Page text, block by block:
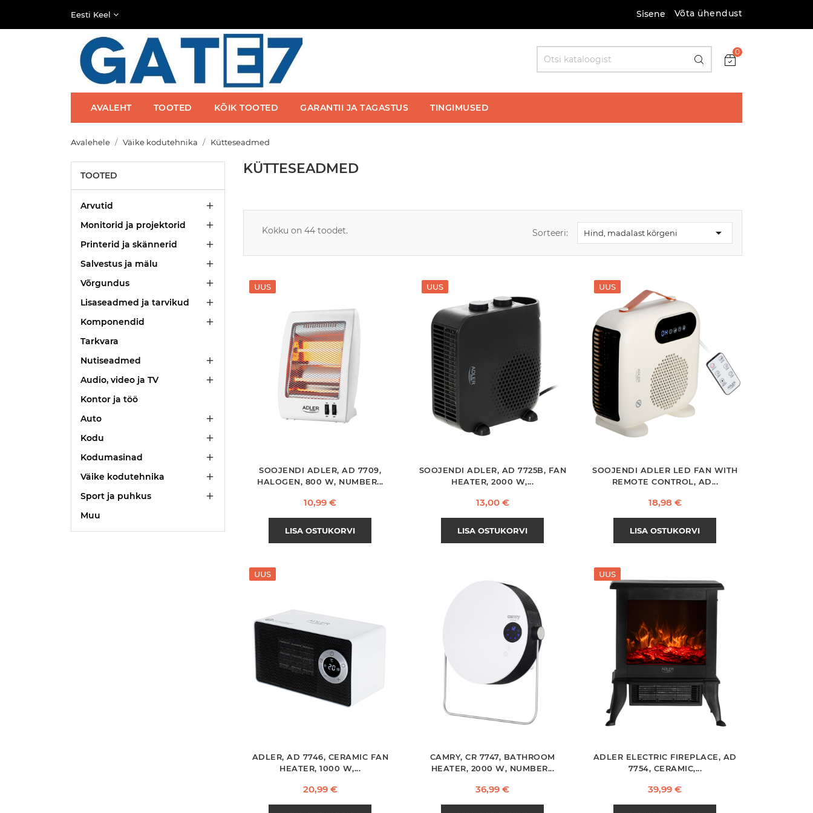
Eesti Keel Sisene Võta ühendust
0
AVALEHT TOOTED KÕIK TOOTED GARANTII JA TAGASTUS TINGIMUSED
Avalehele Väike kodutehnika Kütteseadmed
TOOTED
Arvutid

Monitorid ja projektorid

Printerid ja skännerid

Salvestus ja mälu

Võrgundus

Lisaseadmed ja tarvikud

Komponendid

Tarkvara
Nutiseadmed

Audio, video ja TV

Kontor ja töö
Auto

Kodu

Kodumasinad

Väike kodutehnika

Sport ja puhkus

Muu
KÜTTESEADMED
Kokku on 44 toodet. Sorteeri: Hind, madalast kõrgeni 
UUS
SOOJENDI ADLER, AD 7709,
HALOGEN, 800 W, NUMBER...
Hind
10,99 €
LISA OSTUKORVI
UUS
SOOJENDI ADLER, AD 7725B, FAN
HEATER, 2000 W,...
Hind
13,00 €
LISA OSTUKORVI
UUS
SOOJENDI ADLER LED FAN WITH
REMOTE CONTROL, AD...
Hind
18,98 €
LISA OSTUKORVI
UUS
ADLER, AD 7746, CERAMIC FAN
HEATER, 1000 W,...
Hind
20,99 €
CAMRY, CR 7747, BATHROOM
HEATER, 2000 W, NUMBER...
Hind
36,99 €
UUS
ADLER ELECTRIC FIREPLACE, AD
7754, CERAMIC,...
Hind
39,99 €